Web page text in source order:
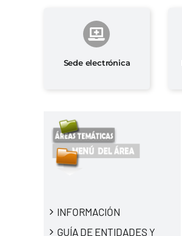
Sede electrónica
INFORMACIÓN
GUÍA DE ENTIDADES Y